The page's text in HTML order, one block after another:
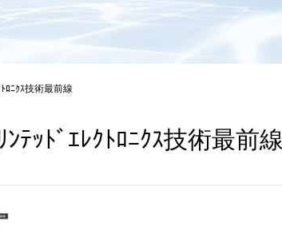
ﾛﾆｸｽ技術最前線
ﾃｯﾄﾞｴﾚｸﾄﾛﾆｸｽ技術最前線